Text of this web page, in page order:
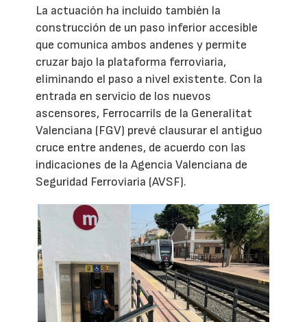
La actuación ha incluido también la
construcción de un paso inferior accesible
que comunica ambos andenes y permite
cruzar bajo la plataforma ferroviaria,
eliminando el paso a nivel existente. Con la
entrada en servicio de los nuevos
ascensores, Ferrocarrils de la Generalitat
Valenciana (FGV) prevé clausurar el antiguo
cruce entre andenes, de acuerdo con las
indicaciones de la Agencia Valenciana de
Seguridad Ferroviaria (AVSF).